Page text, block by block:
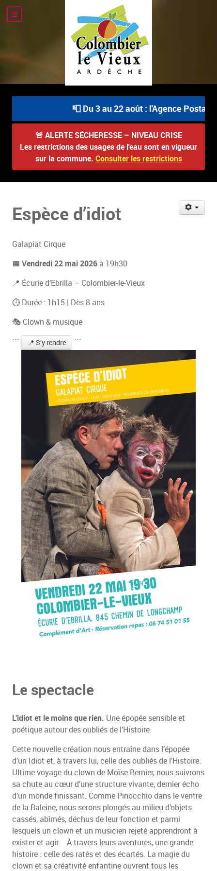
📮 Du 3 au 22 août : l'Agence
🚨 ALERTE SÉCHERESSE – NIVEAU CRISE
Les restrictions des usages de l'eau sont en vigueur
sur la commune. Consulter les restrictions
Espèce d’idiot
Galapiat Cirque
📅 Vendredi 22 mai 2026 à 19h30
📍 Écurie d’Ebrilla – Colombier-le-Vieux
⏱ Durée : 1h15 | Dès 8 ans
🎭 Clown & musique
```
📍 S’y rendre ```
Le spectacle
L’idiot et le moins que rien. Une épopée sensible et
poétique autour des oubliés de l’Histoire.
Cette nouvelle création nous entraîne dans l’épopée
d’un Idiot et, à travers lui, celle des oubliés de l’Histoire.
Ultime voyage du clown de Moïse Bernier, nous suivrons
sa chute au cœur d’une structure vivante, dernier écho
d’un monde finissant. Comme Pinocchio dans le ventre
de la Baleine, nous serons plongés au milieu d’objets
cassés, abîmés, déchus de leur fonction et parmi
lesquels un clown et un musicien rejeté apprendront à
exister et agir. À travers leurs aventures, une grande
histoire : celle des ratés et des écartés. La magie du
clown et sa créativité enfantine ouvrent tous les